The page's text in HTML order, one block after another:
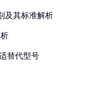
及其标准解析
替代型号